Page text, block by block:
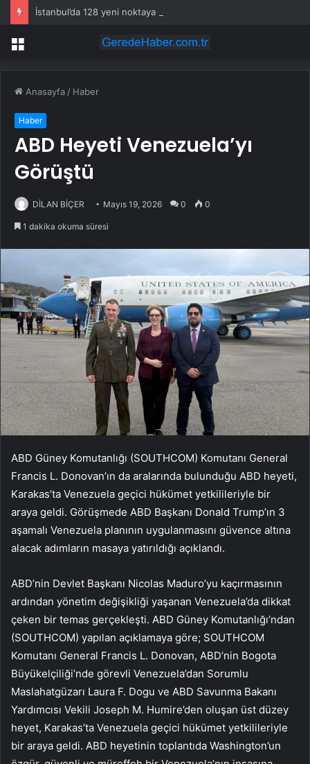
İstanbul’da 128 yeni noktaya daha EDS geliyor
Menü
Anasayfa / Haber
Haber
ABD Heyeti Venezuela’yı
Görüştü
DİLAN BİÇER Mayıs 19, 2026 0 0
1 dakika okuma süresi
ABD Güney Komutanlığı (SOUTHCOM) Komutanı General
Francis L. Donovan’ın da aralarında bulunduğu ABD heyeti,
Karakas’ta Venezuela geçici hükümet yetkilileriyle bir
araya geldi. Görüşmede ABD Başkanı Donald Trump’ın 3
aşamalı Venezuela planının uygulanmasını güvence altına
alacak adımların masaya yatırıldığı açıklandı.
ABD’nin Devlet Başkanı Nicolas Maduro’yu kaçırmasının
ardından yönetim değişikliği yaşanan Venezuela’da dikkat
çeken bir temas gerçekleşti. ABD Güney Komutanlığı’ndan
(SOUTHCOM) yapılan açıklamaya göre; SOUTHCOM
Komutanı General Francis L. Donovan, ABD’nin Bogota
Büyükelçiliği’nde görevli Venezuela’dan Sorumlu
Maslahatgüzarı Laura F. Dogu ve ABD Savunma Bakanı
Yardımcısı Vekili Joseph M. Humire’den oluşan üst düzey
heyet, Karakas’ta Venezuela geçici hükümet yetkilileriyle
bir araya geldi. ABD heyetinin toplantıda Washington’un